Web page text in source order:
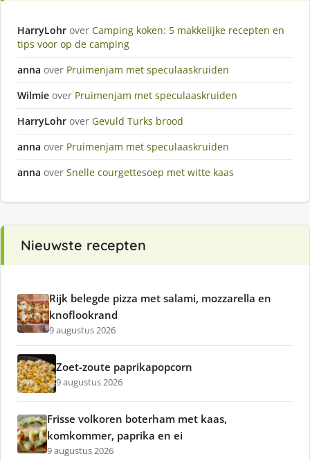
HarryLohr over Camping koken: 5 makkelijke recepten en
tips voor op de camping
anna over Pruimenjam met speculaaskruiden
Wilmie over Pruimenjam met speculaaskruiden
HarryLohr over Gevuld Turks brood
anna over Pruimenjam met speculaaskruiden
anna over Snelle courgettesoep met witte kaas
Nieuwste recepten
Rijk belegde pizza met salami, mozzarella en
knoflookrand
9 augustus 2026
Zoet-zoute paprikapopcorn
9 augustus 2026
Frisse volkoren boterham met kaas,
komkommer, paprika en ei
9 augustus 2026